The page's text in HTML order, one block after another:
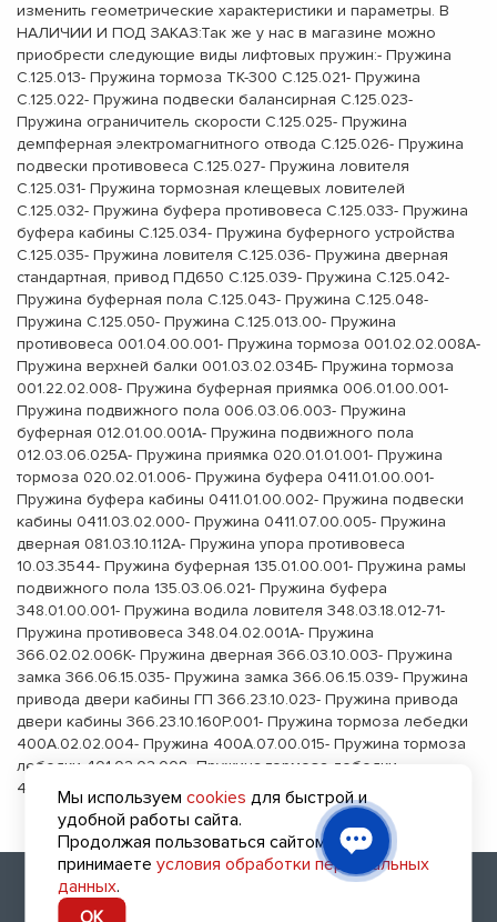
изменить геометрические характеристики и параметры. В
НАЛИЧИИ И ПОД ЗАКАЗ:Так же у нас в магазине можно
приобрести следующие виды лифтовых пружин:- Пружина
С.125.013- Пружина тормоза ТК-300 С.125.021- Пружина
С.125.022- Пружина подвески балансирная С.125.023-
Пружина ограничитель скорости С.125.025- Пружина
демпферная электромагнитного отвода С.125.026- Пружина
подвески противовеса С.125.027- Пружина ловителя
С.125.031- Пружина тормозная клещевых ловителей
С.125.032- Пружина буфера противовеса С.125.033- Пружина
буфера кабины С.125.034- Пружина буферного устройства
С.125.035- Пружина ловителя С.125.036- Пружина дверная
стандартная, привод ПД650 С.125.039- Пружина С.125.042-
Пружина буферная пола С.125.043- Пружина С.125.048-
Пружина С.125.050- Пружина С.125.013.00- Пружина
противовеса 001.04.00.001- Пружина тормоза 001.02.02.008А-
Пружина верхней балки 001.03.02.034Б- Пружина тормоза
001.22.02.008- Пружина буферная приямка 006.01.00.001-
Пружина подвижного пола 006.03.06.003- Пружина
буферная 012.01.00.001А- Пружина подвижного пола
012.03.06.025А- Пружина приямка 020.01.01.001- Пружина
тормоза 020.02.01.006- Пружина буфера 0411.01.00.001-
Пружина буфера кабины 0411.01.00.002- Пружина подвески
кабины 0411.03.02.000- Пружина 0411.07.00.005- Пружина
дверная 081.03.10.112А- Пружина упора противовеса
10.03.3544- Пружина буферная 135.01.00.001- Пружина рамы
подвижного пола 135.03.06.021- Пружина буфера
348.01.00.001- Пружина водила ловителя 348.03.18.012-71-
Пружина противовеса 348.04.02.001А- Пружина
366.02.02.006К- Пружина дверная 366.03.10.003- Пружина
замка 366.06.15.035- Пружина замка 366.06.15.039- Пружина
привода двери кабины ГП 366.23.10.023- Пружина привода
двери кабины 366.23.10.160Р.001- Пружина тормоза лебедки
400А.02.02.004- Пружина 400А.07.00.015- Пружина тормоза
лебедки 401.02.02.008- Пружина тормоза лебедки
406.02.02.001- Пружина дверная удлиненная ДК
2010 - 2026 (с) Все права защищены
Мы используемcookies для быстрой и
удобной работы сайта.
Продолжая пользоваться сайтом, вы
принимаетеусловия обработки персональных
данных.
OK